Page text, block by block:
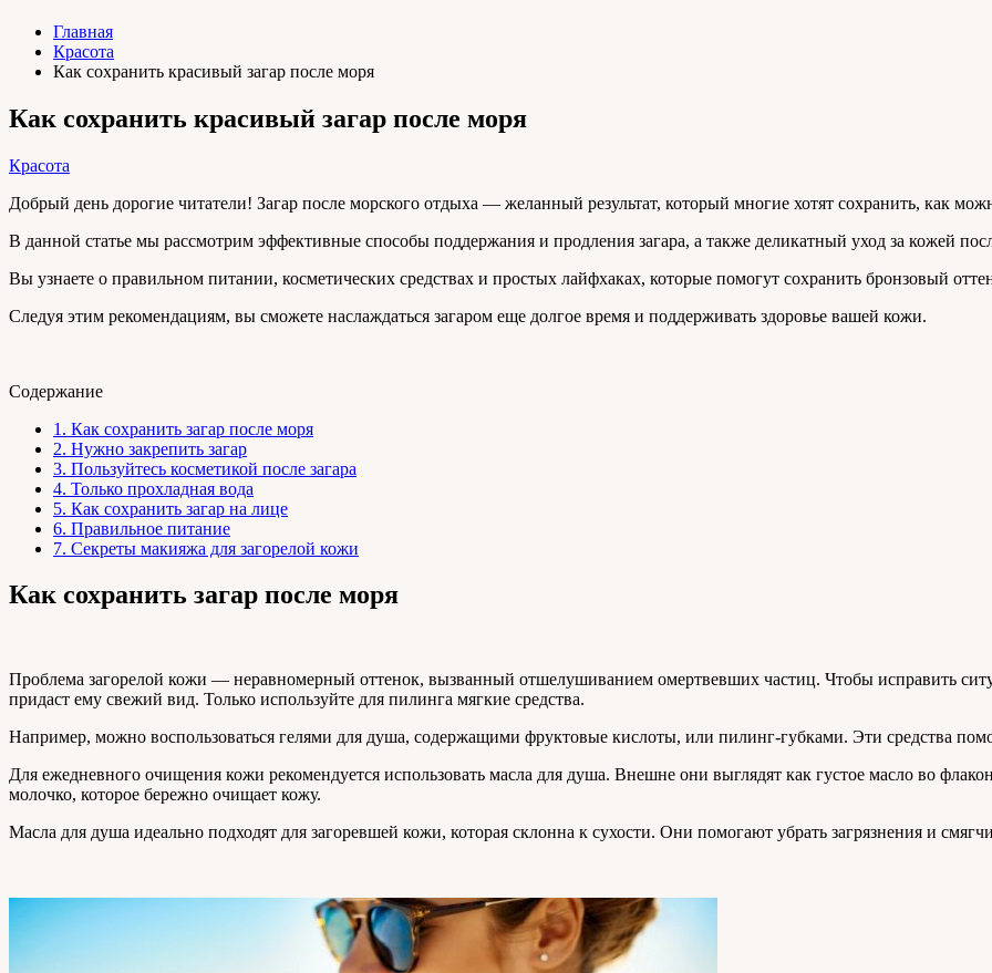
Главная
Красота
Как сохранить красивый загар после моря
Как сохранить красивый загар после моря
Красота
Добрый день дорогие читатели! Загар после морского отдыха — желанный результат, который многие хотят сохранить, как
В данной статье мы рассмотрим эффективные способы поддержания и продления загара, а также деликатный уход за кожей
Вы узнаете о правильном питании, косметических средствах и простых лайфхаках, которые помогут сохранить бронзовый
Следуя этим рекомендациям, вы сможете наслаждаться загаром еще долгое время и поддерживать здоровье вашей кожи.
Содержание
1. Как сохранить загар после моря
2. Нужно закрепить загар
3. Пользуйтесь косметикой после загара
4. Только прохладная вода
5. Как сохранить загар на лице
6. Правильное питание
7. Секреты макияжа для загорелой кожи
Как сохранить загар после моря
Проблема загорелой кожи — неравномерный оттенок, вызванный отшелушиванием омертвевших частиц. Чтобы исправить
придаст ему свежий вид. Только используйте для пилинга мягкие средства.
Например, можно воспользоваться гелями для душа, содержащими фруктовые кислоты, или пилинг-губками. Эти средства
Для ежедневного очищения кожи рекомендуется использовать масла для душа. Внешне они выглядят как густое масло во
молочко, которое бережно очищает кожу.
Масла для душа идеально подходят для загоревшей кожи, которая склонна к сухости. Они помогают убрать загрязнения и